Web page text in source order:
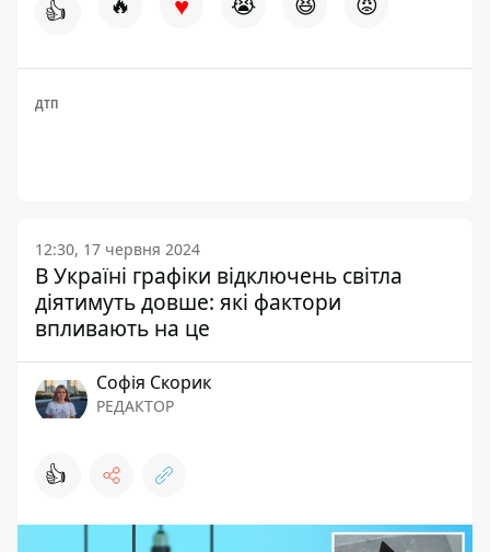
👍
ДТП
12:30, 17 червня 2024
В Україні графіки відключень світла
діятимуть довше: які фактори
впливають на це
Софія Скорик
РЕДАКТОР
👍